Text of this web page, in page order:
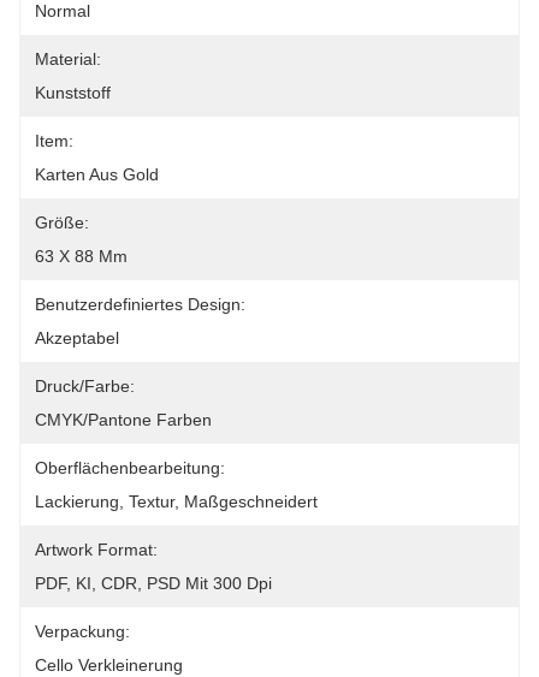
Normal
Material:
Kunststoff
Item:
Karten Aus Gold
Größe:
63 X 88 Mm
Benutzerdefiniertes Design:
Akzeptabel
Druck/Farbe:
CMYK/Pantone Farben
Oberflächenbearbeitung:
Lackierung, Textur, Maßgeschneidert
Artwork Format:
PDF, KI, CDR, PSD Mit 300 Dpi
Verpackung:
Cello Verkleinerung